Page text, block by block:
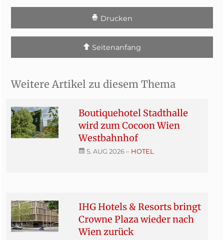
Drucken
Seitenanfang
Weitere Artikel zu diesem Thema
Boutiquehotel Stadthalle
wird zum Cocoon Wien
Westbahnhof
5. AUG 2026– HOTEL
IHG Hotels & Resorts bringt
Crowne Plaza wieder nach
Wien zurück